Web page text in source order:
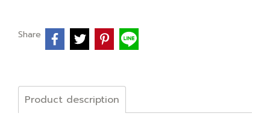
Share
Product description